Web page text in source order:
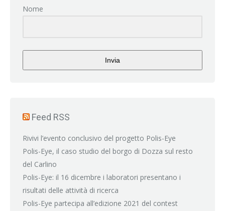
Nome
Invia
Feed RSS
Rivivi l’evento conclusivo del progetto Polis-Eye
Polis-Eye, il caso studio del borgo di Dozza sul resto
del Carlino
Polis-Eye: il 16 dicembre i laboratori presentano i
risultati delle attività di ricerca
Polis-Eye partecipa all’edizione 2021 del contest